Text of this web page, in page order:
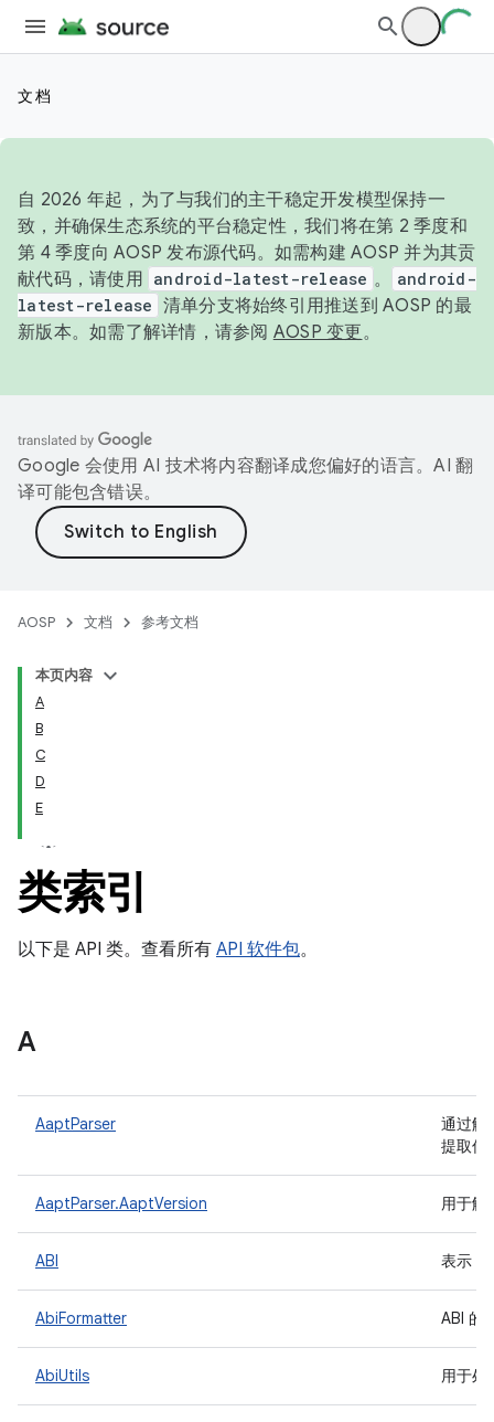
文档
自 2026 年起，为了与我们的主干稳定开发模型保持一
致，并确保生态系统的平台稳定性，我们将在第 2 季度和
第 4 季度向 AOSP 发布源代码。如需构建 AOSP 并为其贡
献代码，请使用 android-latest-release 。
android-
latest-release 清单分支将始终引用推送到 AOSP 的最
新版本。如需了解详情，请参阅 AOSP 变更。
Google 会使用 AI 技术将内容翻译成您偏好的语言。AI 翻
译可能包含错误。
AOSP 文档 参考文档
本页内容
A
B
C
D
E
类索引
以下是 API 类。查看所有 API 软件包。
A
AaptParser
通过解
提取信
AaptParser.AaptVersion 用于解
ABI 表示
AbiFormatter ABI 的
AbiUtils 用于处